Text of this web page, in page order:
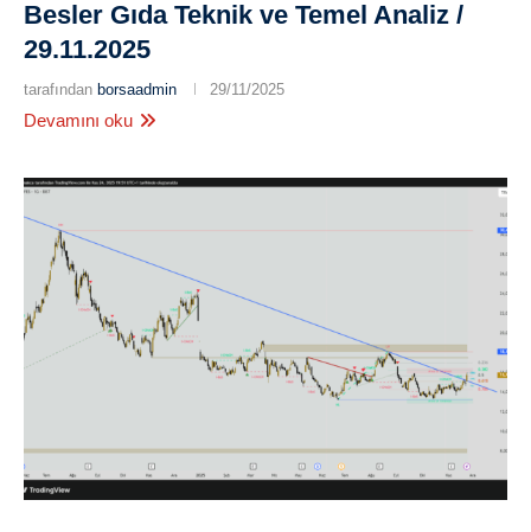
Besler Gıda Teknik ve Temel Analiz /
29.11.2025
tarafından borsaadmin 29/11/2025
Devamını oku